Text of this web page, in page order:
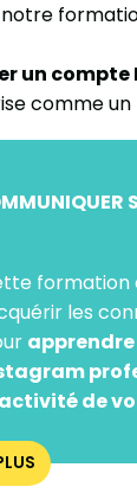
un
comme un
formation
les
de